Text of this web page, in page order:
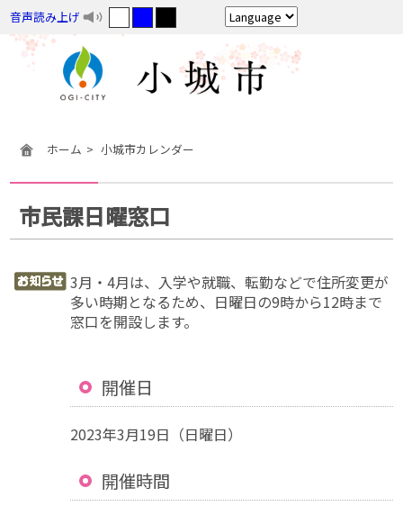
音声読み上げ
ホーム 小城市カレンダー
市民課日曜窓口
3月・4月は、入学や就職、転勤などで住所変更が
多い時期となるため、日曜日の9時から12時まで
窓口を開設します。
開催日
2023年3月19日（日曜日）
開催時間